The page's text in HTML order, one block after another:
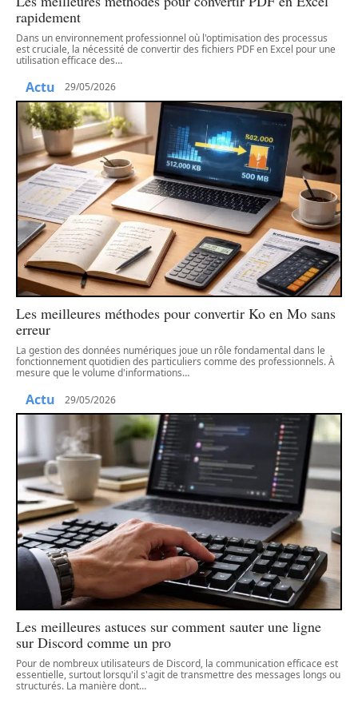
rapidement
Dans un environnement professionnel où l'optimisation des processus
est cruciale, la nécessité de convertir des fichiers PDF en Excel pour une
utilisation efficace des…
Actu 29/05/2026
Les meilleures méthodes pour convertir Ko en Mo sans
erreur
La gestion des données numériques joue un rôle fondamental dans le
fonctionnement quotidien des particuliers comme des professionnels. À
mesure que le volume d'informations…
Actu 29/05/2026
Les meilleures astuces sur comment sauter une ligne
sur Discord comme un pro
Pour de nombreux utilisateurs de Discord, la communication efficace est
essentielle, surtout lorsqu'il s'agit de transmettre des messages longs ou
structurés. La manière dont…